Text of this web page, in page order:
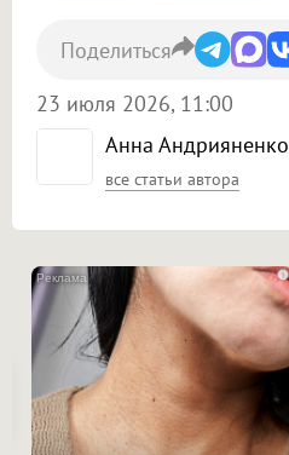
Анна Андрияненко
все статьи автора
23 июля 2026, 11:00
Поделиться
i